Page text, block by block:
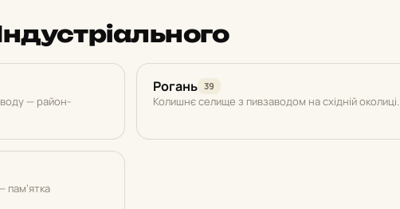
— район-
Рогань 39
Колишнє селище з пивзаводом на східній околиці.
пам’ятка